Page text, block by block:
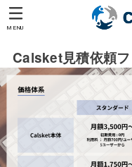
MENU
Calsket見積依頼